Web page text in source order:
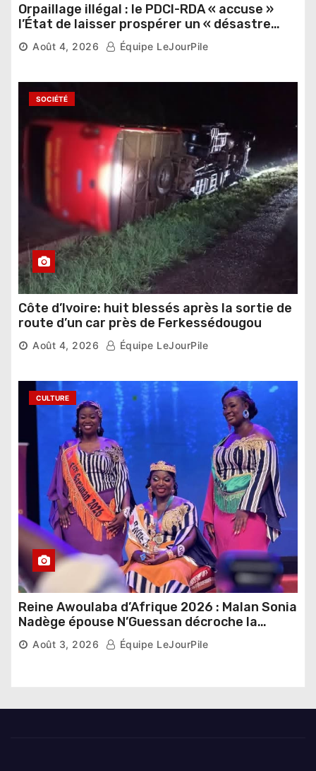
Orpaillage illégal : le PDCI-RDA « accuse »
l’État de laisser prospérer un « désastre
national »
Août 4, 2026 Équipe LeJourPile
SOCIÉTÉ
Côte d’Ivoire: huit blessés après la sortie de
route d’un car près de Ferkessédougou
Août 4, 2026 Équipe LeJourPile
CULTURE
Reine Awoulaba d’Afrique 2026 : Malan Sonia
Nadège épouse N’Guessan décroche la
couronne
Août 3, 2026 Équipe LeJourPile